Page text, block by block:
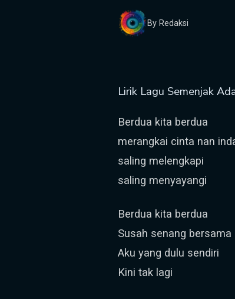
By Redaksi
Lirik Lagu Semenjak
Berdua kita berdua
merangkai cinta nan
saling melengkapi
saling menyayangi
Berdua kita berdua
Susah senang bersama
Aku yang dulu sendiri
Kini tak lagi